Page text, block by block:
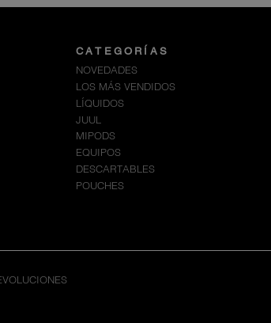
CATEGORÍAS
NOVEDADES
LOS MÁS VENDIDOS
LÍQUIDOS
JUUL
MIPODS
EQUIPOS
DESCARTABLES
POUCHES